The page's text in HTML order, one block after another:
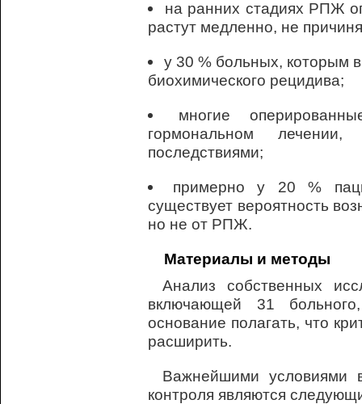
на ранних стадиях РПЖ
растут медленно, не
у 30 % больных, которым
биохимического рецидива;
многие
гормональном
последствиями;
примерно у 20 %
существует вероятность
но не от РПЖ.
Материалы и методы
Анализ собственных
включающей 31
основание полагать, что
расширить.
Важнейшими условиями
контроля являются